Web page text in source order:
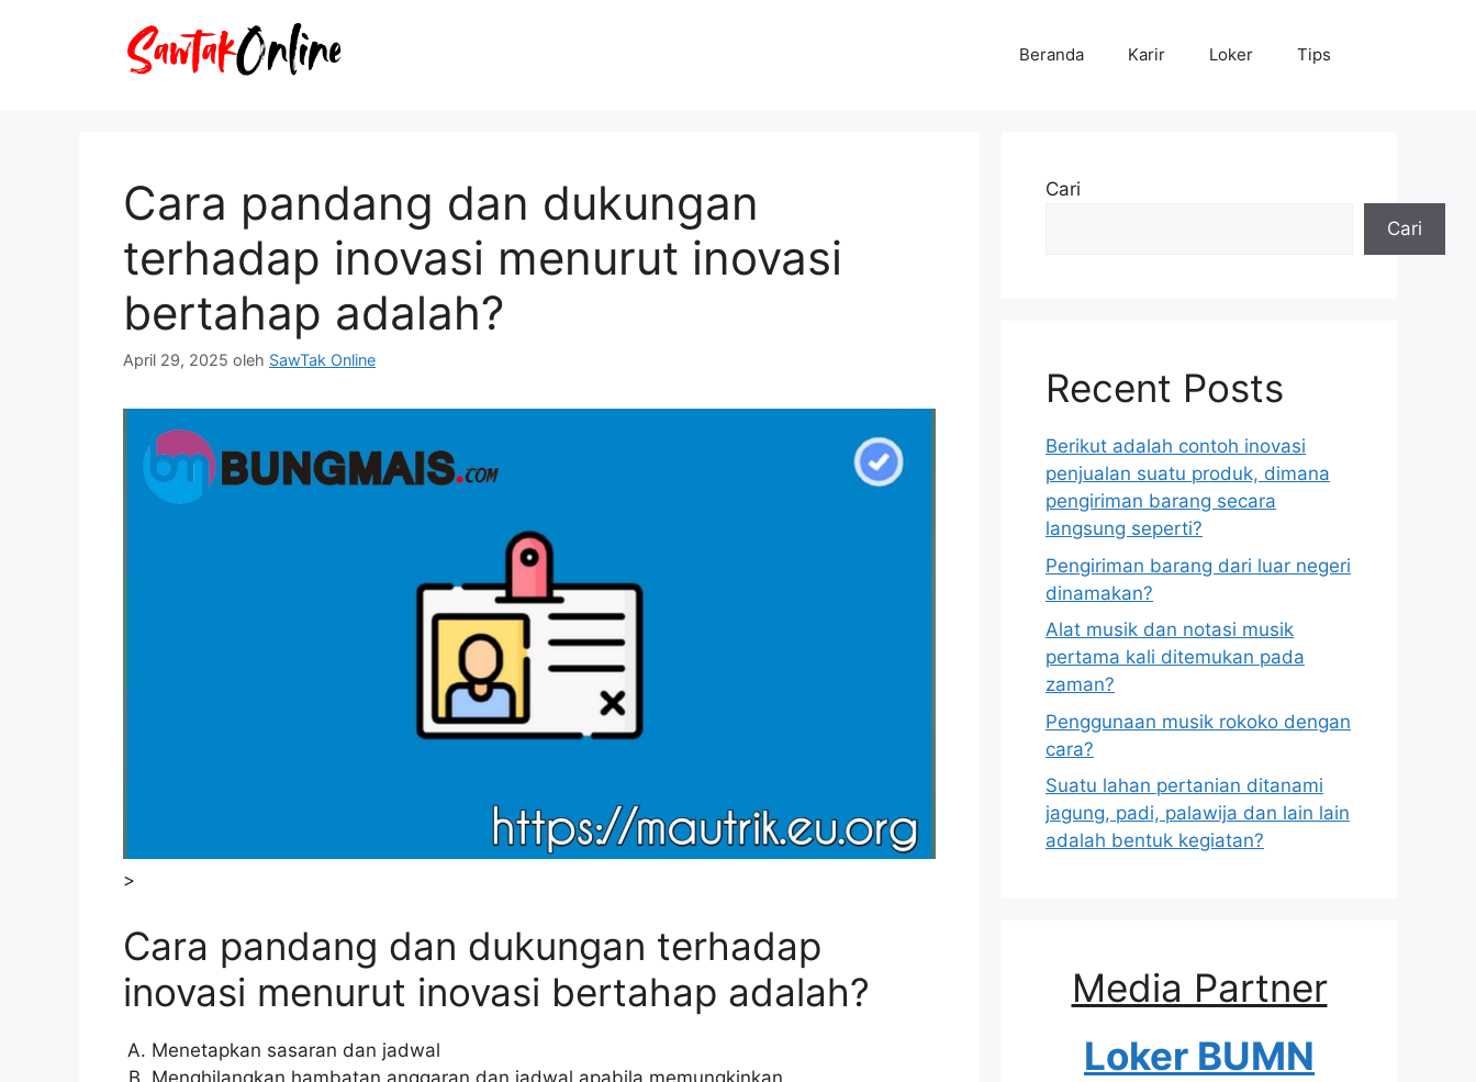
Beranda Karir Loker Tips
Cara pandang dan dukungan
terhadap inovasi menurut inovasi
bertahap adalah?
April 29, 2025 oleh SawTak Online
>
Cara pandang dan dukungan terhadap
inovasi menurut inovasi bertahap adalah?
Menetapkan sasaran dan jadwal
Menghilangkan hambatan anggaran dan jadwal apabila memungkinkan
Cari
Cari
Recent Posts
Berikut adalah contoh inovasi
penjualan suatu produk, dimana
pengiriman barang secara
langsung seperti?
Pengiriman barang dari luar negeri
dinamakan?
Alat musik dan notasi musik
pertama kali ditemukan pada
zaman?
Penggunaan musik rokoko dengan
cara?
Suatu lahan pertanian ditanami
jagung, padi, palawija dan lain lain
adalah bentuk kegiatan?
Media Partner
Loker BUMN